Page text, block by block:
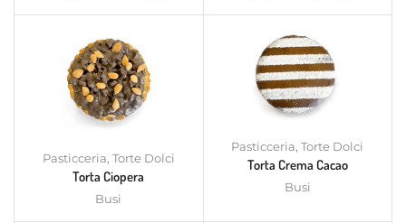
Pasticceria, Torte Dolci
Torta Ciopera
Busi
Pasticceria,Torte Dolci
Torta Crema Cacao
Busi